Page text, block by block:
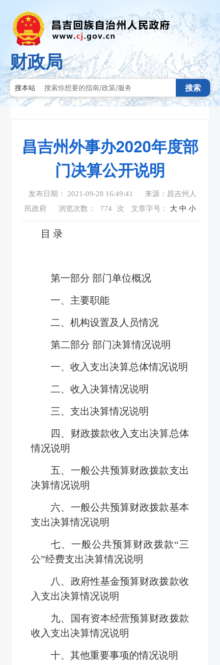
财政局
搜本站 搜索
昌吉州外事办2020年度部
门决算公开说明
发布日期： 2021-09-28 16:49:41
来源：昌吉州人
民政府
浏览次数： 774 次 文章字号： 大 中 小
目 录
第一部分 部门单位概况
一、主要职能
二、机构设置及人员情况
第二部分 部门决算情况说明
一、收入支出决算总体情况说明
二、收入决算情况说明
三、支出决算情况说明
四、财政拨款收入支出决算总体
情况说明
五、一般公共预算财政拨款支出
决算情况说明
六、一般公共预算财政拨款基本
支出决算情况说明
七、一般公共预算财政拨款“三
公”经费支出决算情况说明
八、政府性基金预算财政拨款收
入支出决算情况说明
九、国有资本经营预算财政拨款
收入支出决算情况说明
十、其他重要事项的情况说明